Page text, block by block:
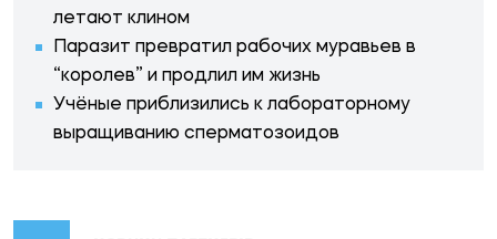
летают клином
Паразит превратил рабочих муравьев в
“королев” и продлил им жизнь
Учёные приблизились к лабораторному
выращиванию сперматозоидов